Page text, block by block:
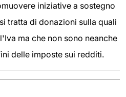
iniziative a sostegno
tratta di donazioni sulla quali
ma che non sono neanche
delle imposte sui redditi.